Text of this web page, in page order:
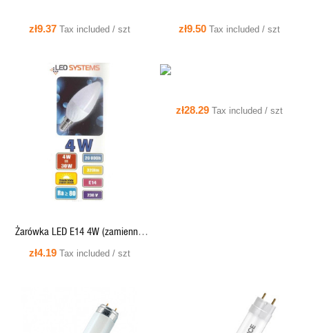
zł9.37 Tax included / szt zł9.50 Tax included / szt
QUICK VIEW
Żarówka LED E14 4W (zamiennik
30W) 320lm - świeczka 230V
zł4.19 Tax included / szt
zł28.29 Tax included / szt